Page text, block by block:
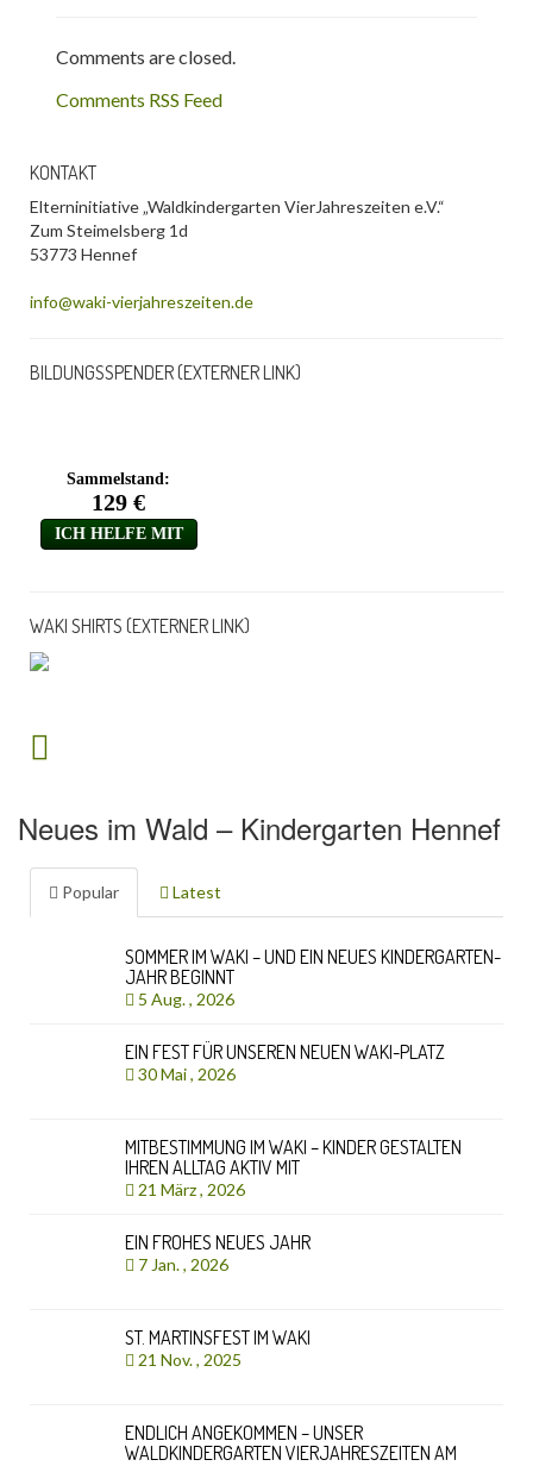
Comments are closed.
Comments RSS Feed
KONTAKT
Elterninitiative „Waldkindergarten VierJahreszeiten e.V.“
Zum Steimelsberg 1d
53773 Hennef
info@waki-vierjahreszeiten.de
BILDUNGSSPENDER (EXTERNER LINK)
WAKI SHIRTS (EXTERNER LINK)
Neues im Wald – Kindergarten Hennef
Popular Latest
SOMMER IM WAKI – UND EIN NEUES KINDERGARTEN-
JAHR BEGINNT
5 Aug. , 2026
EIN FEST FÜR UNSEREN NEUEN WAKI-PLATZ
30 Mai , 2026
MITBESTIMMUNG IM WAKI – KINDER GESTALTEN
IHREN ALLTAG AKTIV MIT
21 März , 2026
EIN FROHES NEUES JAHR
7 Jan. , 2026
ST. MARTINSFEST IM WAKI
21 Nov. , 2025
ENDLICH ANGEKOMMEN – UNSER
WALDKINDERGARTEN VIERJAHRESZEITEN AM